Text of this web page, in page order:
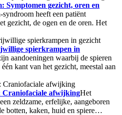
Symptomen gezicht, oren en
heeft een patiënt
gezicht, de ogen en de oren. Het
spierkrampen in
aandoeningen waarbij de spieren
kant van het gezicht, meestal aan
Craniofaciale afwijkingHet
zeldzame, erfelijke, aangeboren
botten, kaken, huid en spiere…